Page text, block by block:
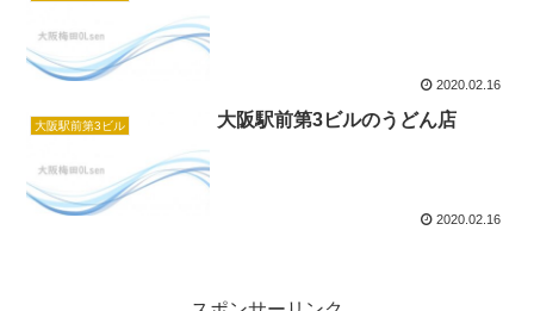
2020.02.16
大阪駅前第3ビル 大阪駅前第3ビルのうどん店
2020.02.16